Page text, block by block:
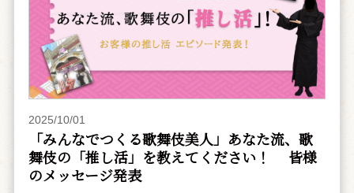
2025/10/01
「みんなでつくる歌舞伎美人」あなた流、歌
舞伎の「推し活」を教えてください！ 皆様
のメッセージ発表